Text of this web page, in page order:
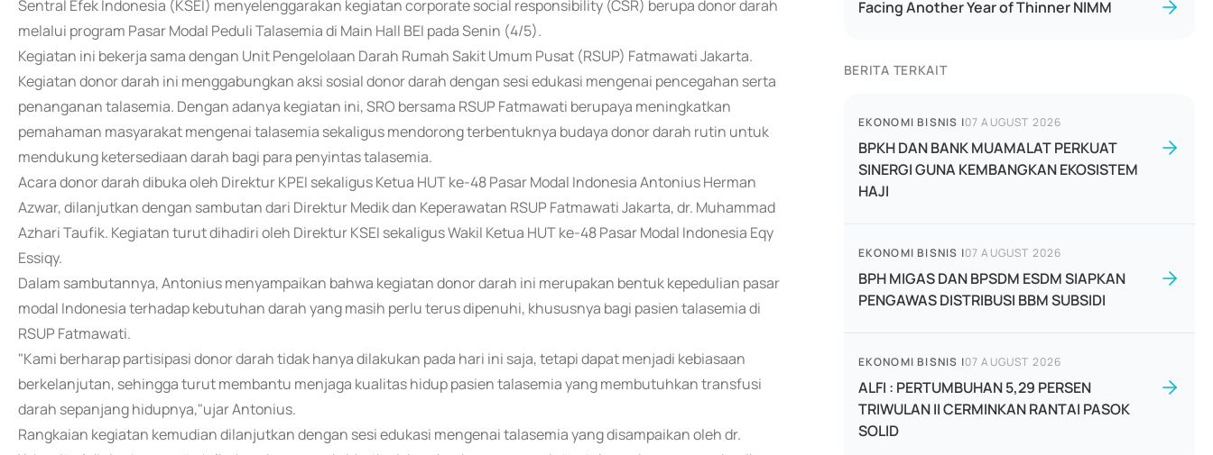
Sentral Efek Indonesia (KSEI) menyelenggarakan kegiatan corporate social responsibility (CSR) berupa donor darah
melalui program Pasar Modal Peduli Talasemia di Main Hall BEI pada Senin (4/5).
Kegiatan ini bekerja sama dengan Unit Pengelolaan Darah Rumah Sakit Umum Pusat (RSUP) Fatmawati Jakarta.
Kegiatan donor darah ini menggabungkan aksi sosial donor darah dengan sesi edukasi mengenai pencegahan serta
penanganan talasemia. Dengan adanya kegiatan ini, SRO bersama RSUP Fatmawati berupaya meningkatkan
pemahaman masyarakat mengenai talasemia sekaligus mendorong terbentuknya budaya donor darah rutin untuk
mendukung ketersediaan darah bagi para penyintas talasemia.
Acara donor darah dibuka oleh Direktur KPEI sekaligus Ketua HUT ke-48 Pasar Modal Indonesia Antonius Herman
Azwar, dilanjutkan dengan sambutan dari Direktur Medik dan Keperawatan RSUP Fatmawati Jakarta, dr. Muhammad
Azhari Taufik. Kegiatan turut dihadiri oleh Direktur KSEI sekaligus Wakil Ketua HUT ke-48 Pasar Modal Indonesia Eqy
Essiqy.
Dalam sambutannya, Antonius menyampaikan bahwa kegiatan donor darah ini merupakan bentuk kepedulian pasar
modal Indonesia terhadap kebutuhan darah yang masih perlu terus dipenuhi, khususnya bagi pasien talasemia di
RSUP Fatmawati.
"Kami berharap partisipasi donor darah tidak hanya dilakukan pada hari ini saja, tetapi dapat menjadi kebiasaan
berkelanjutan, sehingga turut membantu menjaga kualitas hidup pasien talasemia yang membutuhkan transfusi
darah sepanjang hidupnya,"ujar Antonius.
Rangkaian kegiatan kemudian dilanjutkan dengan sesi edukasi mengenai talasemia yang disampaikan oleh dr.
Facing Another Year of Thinner NIMM
BERITA TERKAIT
EKONOMI BISNIS |07 AUGUST 2026
BPKH DAN BANK MUAMALAT PERKUAT
SINERGI GUNA KEMBANGKAN EKOSISTEM
HAJI
EKONOMI BISNIS |07 AUGUST 2026
BPH MIGAS DAN BPSDM ESDM SIAPKAN
PENGAWAS DISTRIBUSI BBM SUBSIDI
EKONOMI BISNIS |07 AUGUST 2026
ALFI : PERTUMBUHAN 5,29 PERSEN
TRIWULAN II CERMINKAN RANTAI PASOK
SOLID